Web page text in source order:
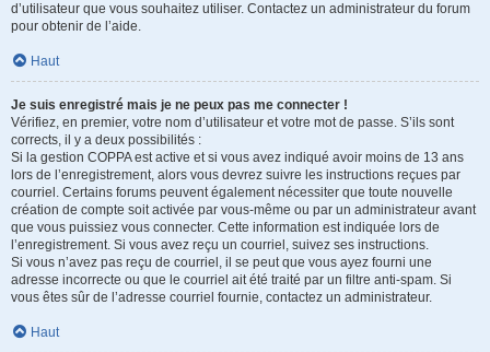
d’utilisateur que vous souhaitez utiliser. Contactez un administrateur du forum
pour obtenir de l’aide.
Haut
Je suis enregistré mais je ne peux pas me connecter !
Vérifiez, en premier, votre nom d’utilisateur et votre mot de passe. S’ils sont
corrects, il y a deux possibilités :
Si la gestion COPPA est active et si vous avez indiqué avoir moins de 13 ans
lors de l’enregistrement, alors vous devrez suivre les instructions reçues par
courriel. Certains forums peuvent également nécessiter que toute nouvelle
création de compte soit activée par vous-même ou par un administrateur avant
que vous puissiez vous connecter. Cette information est indiquée lors de
l’enregistrement. Si vous avez reçu un courriel, suivez ses instructions.
Si vous n’avez pas reçu de courriel, il se peut que vous ayez fourni une
adresse incorrecte ou que le courriel ait été traité par un filtre anti-spam. Si
vous êtes sûr de l’adresse courriel fournie, contactez un administrateur.
Haut